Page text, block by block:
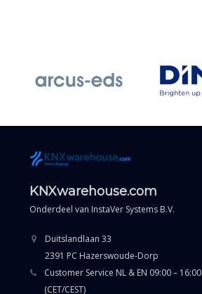
KNXwarehouse.com
Onderdeel van InstaVer Systems B.V.
Duitslandlaan 33
2391 PC Hazerswoude-Dorp
Customer Service NL & EN 09:00 – 16:00
(CET/CEST)